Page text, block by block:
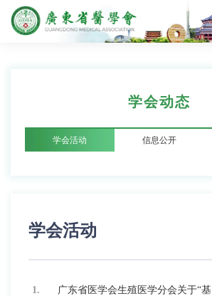
学会动态
学会活动 信息公开
学会活动
1. 广东省医学会生殖医学分会关于“基因编辑婴儿”事件的郑重声明